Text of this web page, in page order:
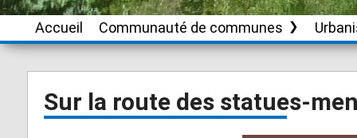
Accueil Communauté de communes
Le territoire Brassac
Cambounès
communauté
Plan
Sur la route des statues-